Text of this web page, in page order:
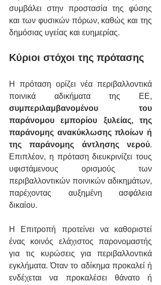
συμβάλει στην προστασία της φύσης
και των φυσικών πόρων, καθώς και της
δημόσιας υγείας και ευημερίας.
Κύριοι στόχοι της πρότασης
Η πρόταση ορίζει νέα περιβαλλοντικά
ποινικά αδικήματα της ΕΕ,
συμπεριλαμβανομένου του
παράνομου εμπορίου ξυλείας, της
παράνομης ανακύκλωσης πλοίων ή
της παράνομης άντλησης νερού.
Επιπλέον, η πρόταση διευκρινίζει τους
υφιστάμενους ορισμούς των
περιβαλλοντικών ποινικών αδικημάτων,
παρέχοντας αυξημένη ασφάλεια
δικαίου.
Η Επιτροπή προτείνει να καθοριστεί
ένας κοινός ελάχιστος παρονομαστής
για τις κυρώσεις για περιβαλλοντικά
εγκλήματα. Όταν το αδίκημα προκαλεί ή
ενδέχεται να προκαλέσει θάνατο ή